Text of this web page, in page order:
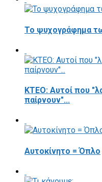
Το ψυχογράφημα
ΚΤΕΟ: Αυτοί που
παίρνουν"...
Αυτοκίνητο = Όπλο